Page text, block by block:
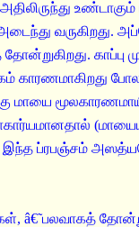
வருகிறது.
காப்பு
காரணமாகிறது
மாயை
இந்த ப்ரபஞ்சம்
â€˜பலவாகத்